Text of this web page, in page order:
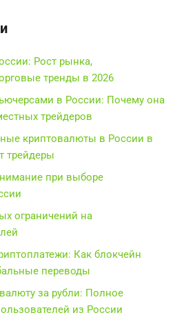
Рост рынка,
тренды в 2026
в России: Почему она
трейдеров
криптовалюты в России в
трейдеры
при выборе
ограничений на
Как блокчейн
переводы
за рубли: Полное
из России